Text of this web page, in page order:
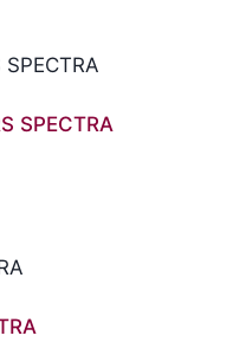
SPECTRA